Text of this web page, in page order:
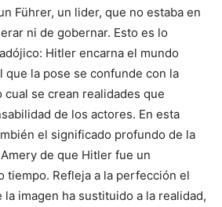
Führer, un lider, que no estaba en
ni de gobernar. Esto es lo
Hitler encarna el mundo
que la pose se confunde con la
cual se crean realidades que
de los actores. En esta
el significado profundo de la
de que Hitler fue un
tiempo. Refleja a la perfección el
la imagen ha sustituido a la realidad,